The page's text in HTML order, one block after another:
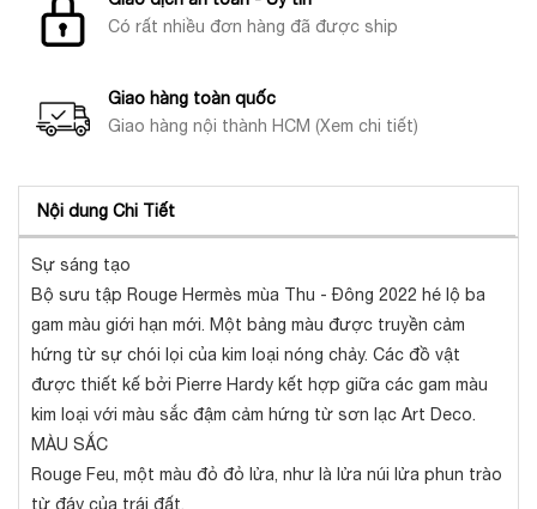
Có rất nhiều đơn hàng đã được ship
Giao hàng toàn quốc
Giao hàng nội thành HCM (Xem chi tiết)
Nội dung Chi Tiết
Sự sáng tạo
Bộ sưu tập Rouge Hermès mùa Thu - Đông 2022 hé lộ ba
gam màu giới hạn mới. Một bảng màu được truyền cảm
hứng từ sự chói lọi của kim loại nóng chảy. Các đồ vật
được thiết kế bởi Pierre Hardy kết hợp giữa các gam màu
kim loại với màu sắc đậm cảm hứng từ sơn lạc Art Deco.
MÀU SẮC
Rouge Feu, một màu đỏ đỏ lửa, như là lửa núi lửa phun trào
từ đáy của trái đất.